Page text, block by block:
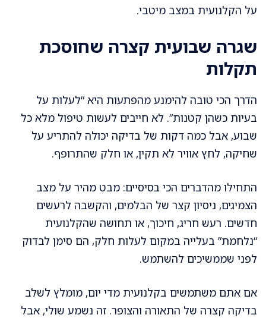
על הקלנועית במצב מיטבי.
שגרה שבועית קצרה שחוסכת
תקלות
הדרך הכי טובה להימנע מהפתעות היא “לעלות על
בעיות כשהן קטנות”. לא חייבים לעשות טיפול מלא כל
שבוע, אבל כמה דקות של בדיקה יכולה להתריע על
שחיקה, לחץ אוויר לא תקין, או חלק שהתרופף.
התחילו מהדברים הכי בסיסיים: מבט מהיר על מצב
הצמיגים, ניסיון קצר של הבלמים, והקשבה לרעשים
חדשים. רעש חריג, חיכוך, או תחושה שהקלנועית
“נלחמת” בעלייה במקום לעלות חלק, הם סימן לבדוק
לפני שממשיכים להשתמש.
אם אתם משתמשים בקלנועית מדי יום, מומלץ לשלב
בדיקה קצרה של התאורה והצופר. זה נשמע שולי, אבל